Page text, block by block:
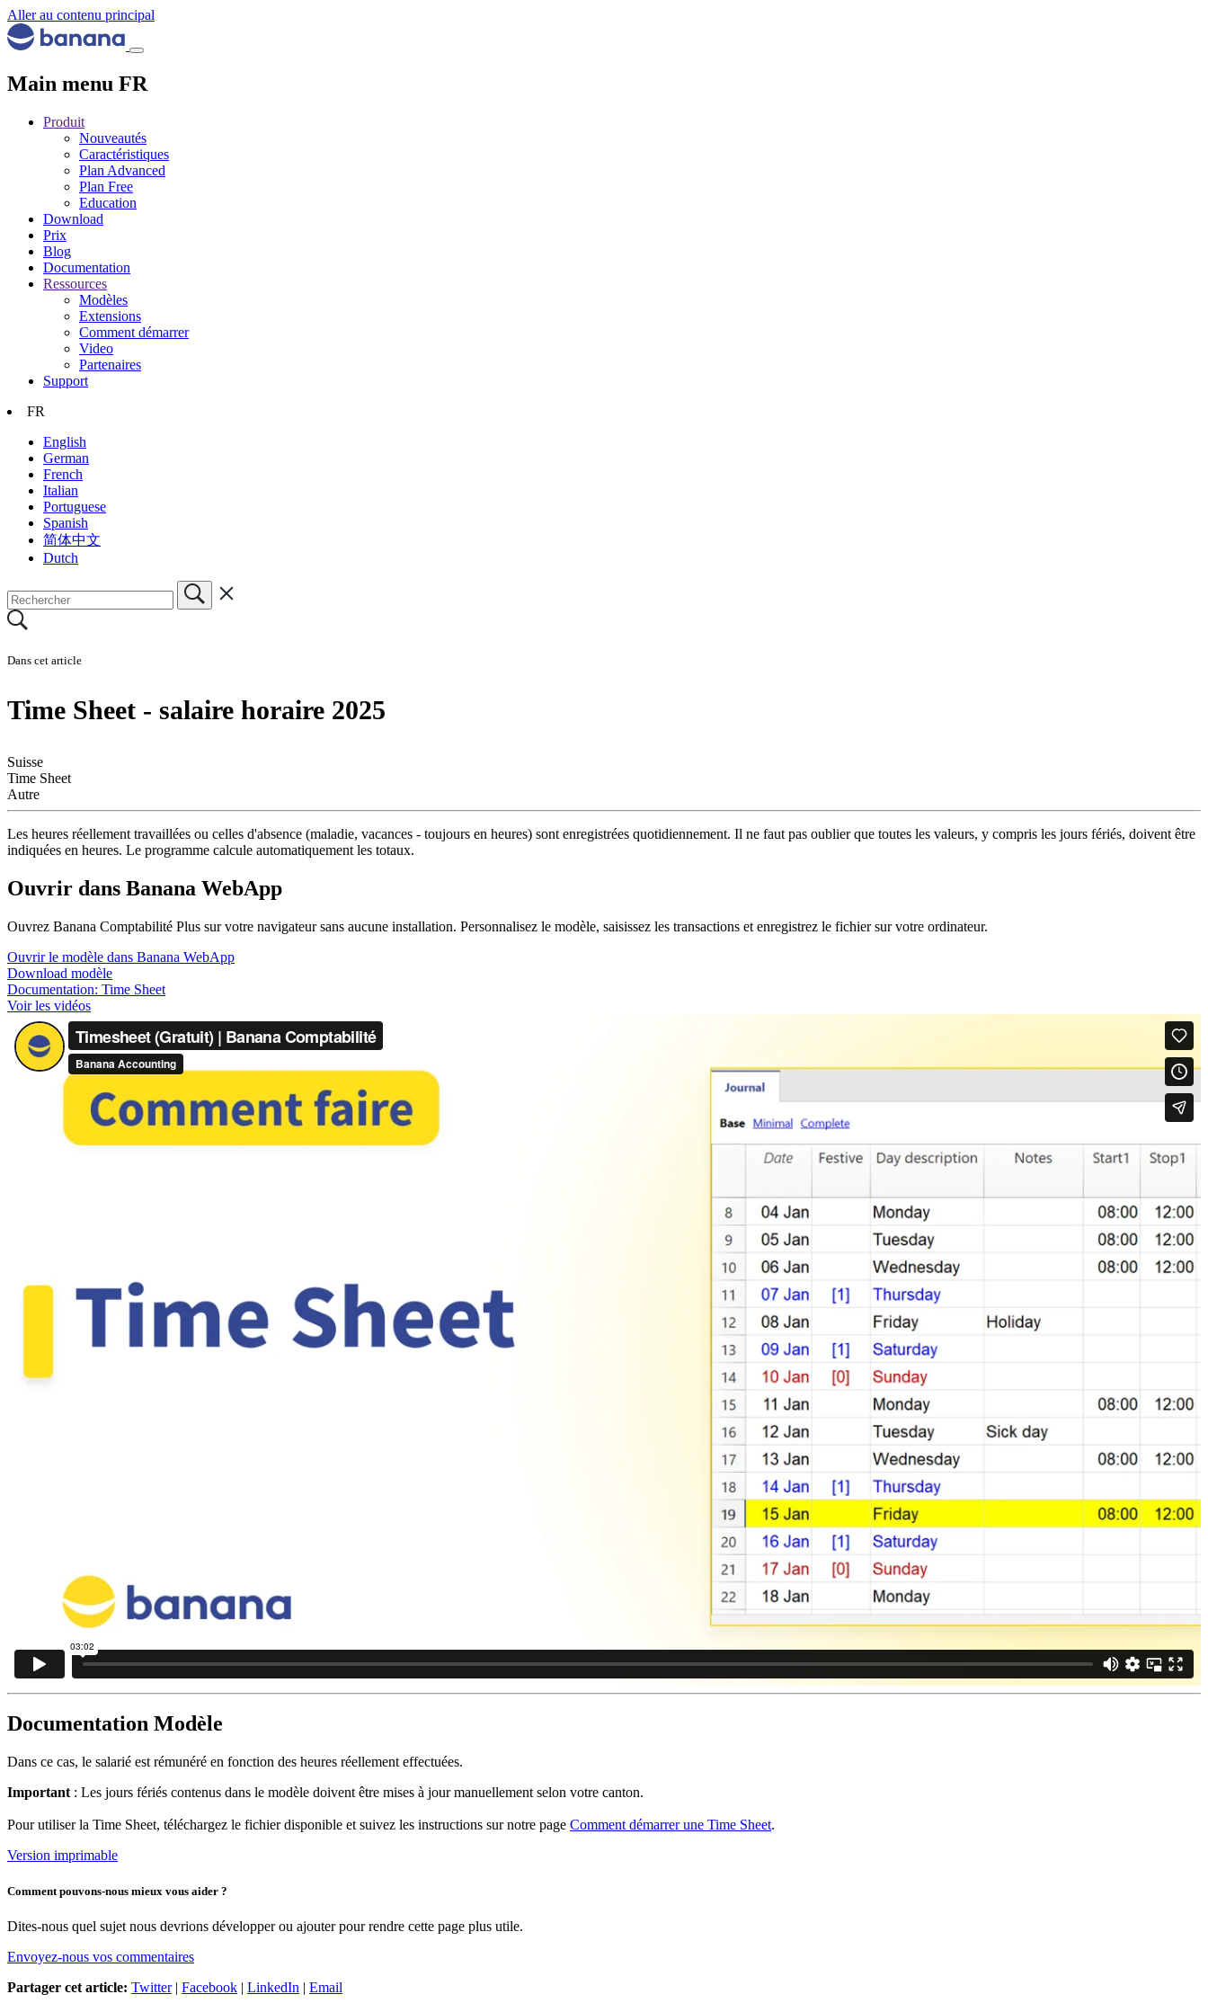
Aller au contenu principal
Main menu FR
Produit
Nouveautés
Caractéristiques
Plan Advanced
Plan Free
Education
Download
Prix
Blog
Documentation
Ressources
Modèles
Extensions
Comment démarrer
Video
Partenaires
Support
FR
English
German
French
Italian
Portuguese
Spanish
简体中文
Dutch
Dans cet article
Time Sheet - salaire horaire 2025
Suisse
Time Sheet
Autre
Les heures réellement travaillées ou celles d'absence (maladie, vacances - toujours en heures) sont enregistrées quotidiennement. Il ne faut pas oublier que toutes les valeurs, y compris les jours fériés, doivent être
indiquées en heures. Le programme calcule automatiquement les totaux.
Ouvrir dans Banana WebApp
Ouvrez Banana Comptabilité Plus sur votre navigateur sans aucune installation. Personnalisez le modèle, saisissez les transactions et enregistrez le fichier sur votre ordinateur.
Ouvrir le modèle dans Banana WebApp
Download modèle
Documentation: Time Sheet
Voir les vidéos
Documentation Modèle
Dans ce cas, le salarié est rémunéré en fonction des heures réellement effectuées.
Important : Les jours fériés contenus dans le modèle doivent être mises à jour manuellement selon votre canton.
Pour utiliser la Time Sheet, téléchargez le fichier disponible et suivez les instructions sur notre page Comment démarrer une Time Sheet.
Version imprimable
Comment pouvons-nous mieux vous aider ?
Dites-nous quel sujet nous devrions développer ou ajouter pour rendre cette page plus utile.
Envoyez-nous vos commentaires
Partager cet article: Twitter| Facebook | LinkedIn | Email